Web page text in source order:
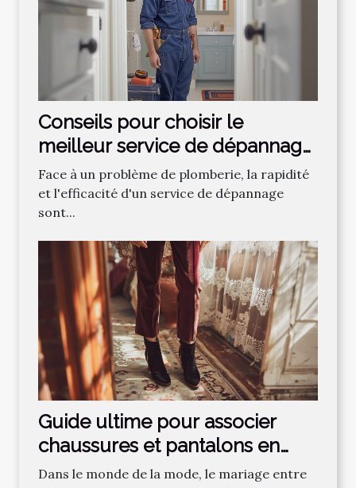
Conseils pour choisir le
meilleur service de dépannage
plomberie
Face à un problème de plomberie, la rapidité
et l'efficacité d'un service de dépannage
sont...
Guide ultime pour associer
chaussures et pantalons en
velours
Dans le monde de la mode, le mariage entre